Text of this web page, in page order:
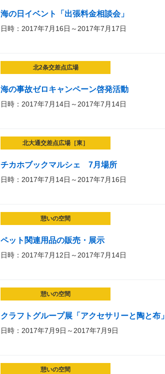
海の日イベント「出張料金相談会」
日時：2017年7月16日～2017年7月17日
北2条交差点広場
海の事故ゼロキャンペーン啓発活動
日時：2017年7月14日～2017年7月14日
北大通交差点広場［東］
チカホブックマルシェ 7月場所
日時：2017年7月14日～2017年7月16日
憩いの空間
ペット関連用品の販売・展示
日時：2017年7月12日～2017年7月14日
憩いの空間
クラフトグループ展「アクセサリーと陶と布」
日時：2017年7月9日～2017年7月9日
憩いの空間